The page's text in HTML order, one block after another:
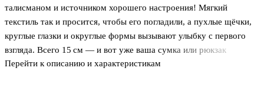
талисманом и источником хорошего настроения! Мягкий
текстиль так и просится, чтобы его погладили, а пухлые щёчки,
круглые глазки и округлые формы вызывают улыбку с первого
взгляда. Всего 15 см — и вот уже ваша сумка или рюкзак
приобрели уютный и игривый вид. Этот милый брелок напомнит
Перейти к описанию и характеристикам
Z4)
мм
positive
202405-T7)